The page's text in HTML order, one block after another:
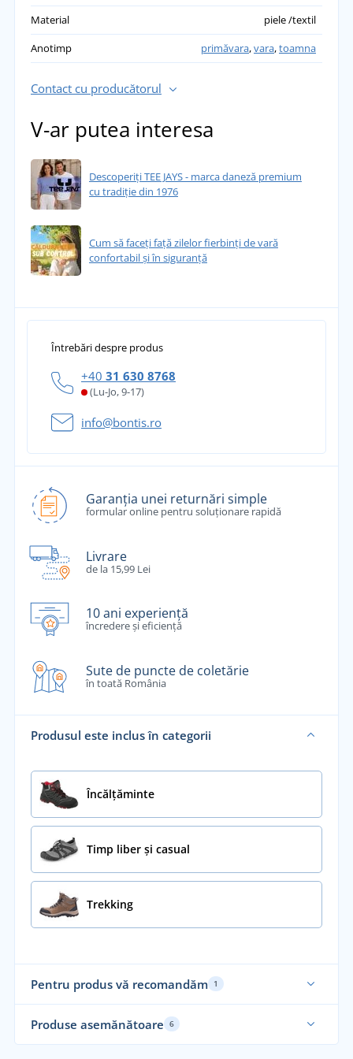
Pavla Štefková
Pantofii sunt f confortabili și potriviți pentru
impermeabili. Foarte mulțumit.
Material
piele /textil
Anotimp
primăvara,vara,toamna
Contact cu producătorul
V-ar putea interesa
Descoperiți TEE JAYS - marca daneză premium
cu tradiție din 1976
Cum să faceți față zilelor fierbinți de vară
confortabil și în siguranță
Întrebări despre produs
+40 31 630 8768
(Lu-Jo, 9-17)
info@bontis.ro
Garanția unei returnări simple
formular online pentru soluționare rapidă
Livrare
de la 15,99 Lei
10 ani experiență
încredere și eficiență
Sute de puncte de coletărie
în toată România
Produsul este inclus în categorii
Încălţăminte
Timp liber și casual
Trekking
Pentru produs vă recomandăm 1
Produse asemănătoare 6